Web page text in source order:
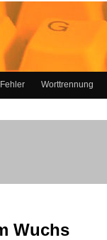
Worttrennung
Wuchs